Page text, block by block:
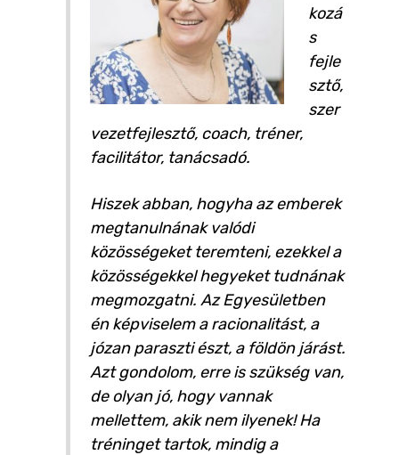
kozá
s
fejle
sztő,
szer
vezetfejlesztő, coach, tréner,
facilitátor, tanácsadó.
Hiszek abban, hogyha az emberek
megtanulnának valódi
közösségeket teremteni, ezekkel a
közösségekkel hegyeket tudnának
megmozgatni. Az Egyesületben
én képviselem a racionalitást, a
józan paraszti észt, a földön járást.
Azt gondolom, erre is szükség van,
de olyan jó, hogy vannak
mellettem, akik nem ilyenek! Ha
tréninget tartok, mindig a